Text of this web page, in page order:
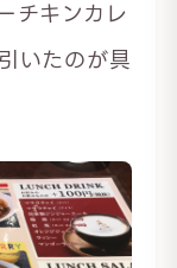
チキンカレ
いたのが具